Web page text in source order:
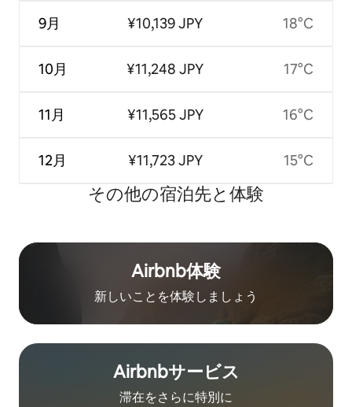
9月
10月
11月
12月
¥10,139 JPY
¥11,248 JPY
¥11,565 JPY
¥11,723 JPY
18°C
17°C
16°C
15°C
その他の宿⁠泊⁠先と体⁠験
Airbnb体験
新しいことを体験しましょう
Airbnb⁠サ⁠ー⁠ビ⁠ス
滞在をさ⁠ら⁠に特⁠別⁠に